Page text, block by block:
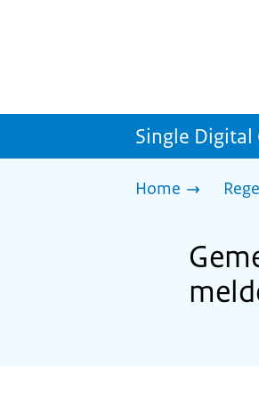
Single Digital
Home